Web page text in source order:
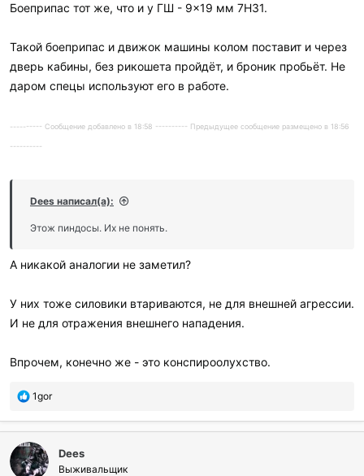
Боеприпас тот же, что и у ГШ - 9×19 мм 7Н31.
Такой боеприпас и движок машины колом поставит и через
дверь кабины, без рикошета пройдёт, и броник пробьёт. Не
даром спецы используют его в работе.
---------- Сообщение добавлено в 18:58 ---------- Предыдущее сообщение размещено в 18:56
----------
Dees написал(а):
Этож пиндосы. Их не понять.
А никакой аналогии не заметил?
У них тоже силовики втариваются, не для внешней агрессии.
И не для отражения внешнего нападения.
Впрочем, конечно же - это конспироолухство.
П
б
л
а
г
1gor
Dees
Выживальщик